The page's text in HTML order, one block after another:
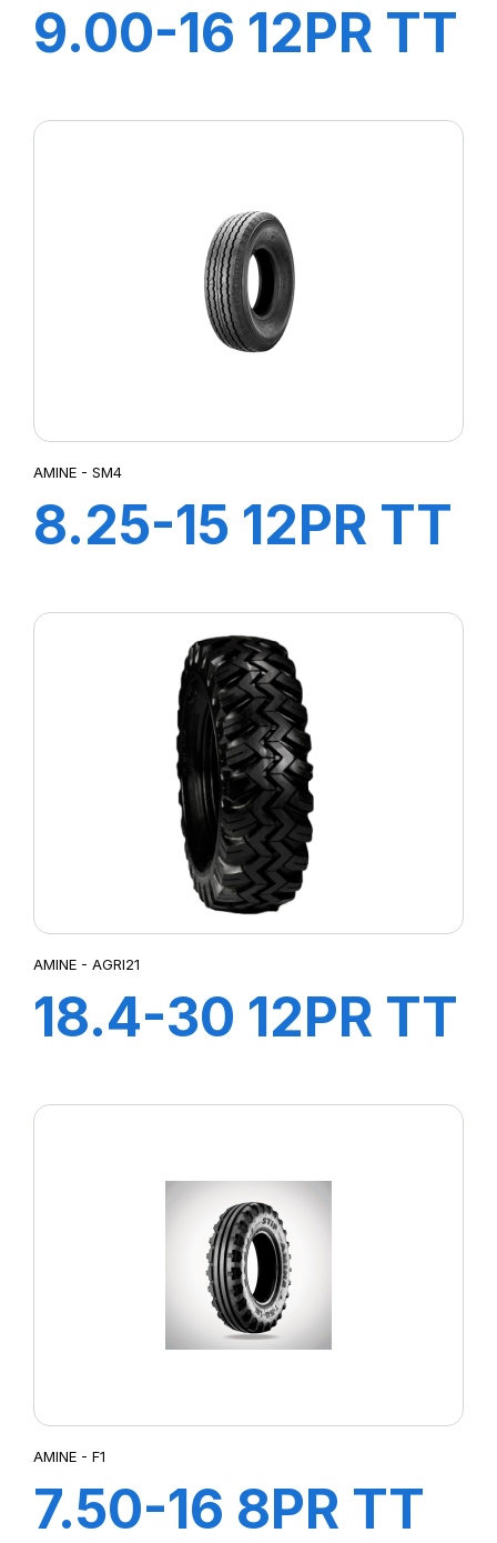
9.00-16 12PR TT
AMINE - SM4
8.25-15 12PR TT
AMINE - AGRI21
18.4-30 12PR TT
AMINE - F1
7.50-16 8PR TT